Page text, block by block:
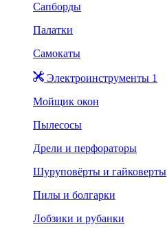
Сапборды
Палатки
Самокаты
Электроинструменты 1
Мойщик окон
Пылесосы
Дрели и перфораторы
Шуруповёрты и гайковерты
Пилы и болгарки
Лобзики и рубанки